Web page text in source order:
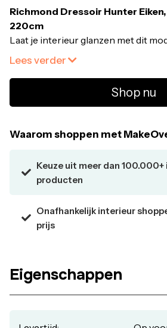
Richmond Dressoir Hunter
220cm
Laat je interieur glanzen met dit
Hunter.
Een bijzondere kast van zwart eiken
en 4 deuren. Perfect voor je
Eigenschappen:
Materiaal: Goud gecoat RVS,
Eikenfineer
Overige info: Uitgevoerd met 4
Breedte: 220 cm
Lees verder
Shop nu
Waarom shoppen met
Keuze uit meer dan
producten
Onafhankelijk interieur
prijs
Eigenschappen